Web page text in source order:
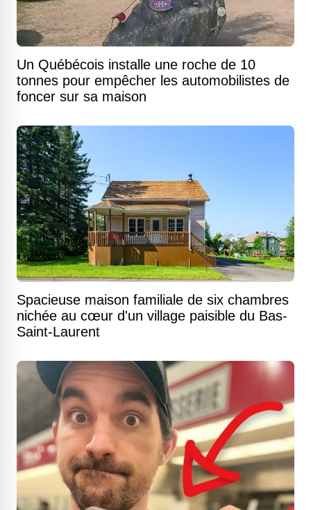
Un Québécois installe une roche de 10
tonnes pour empêcher les automobilistes de
foncer sur sa maison
Spacieuse maison familiale de six chambres
nichée au cœur d'un village paisible du Bas-
Saint-Laurent